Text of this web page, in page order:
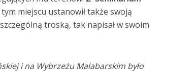
tym miejscu ustanowił także swoją
troską, tak napisał w swoim
i na Wybrzeżu Malabarskim było